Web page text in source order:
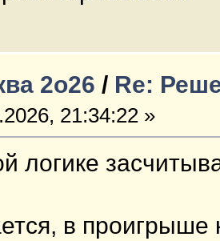
2о26 / Re:
21:34:22 »
логике
в